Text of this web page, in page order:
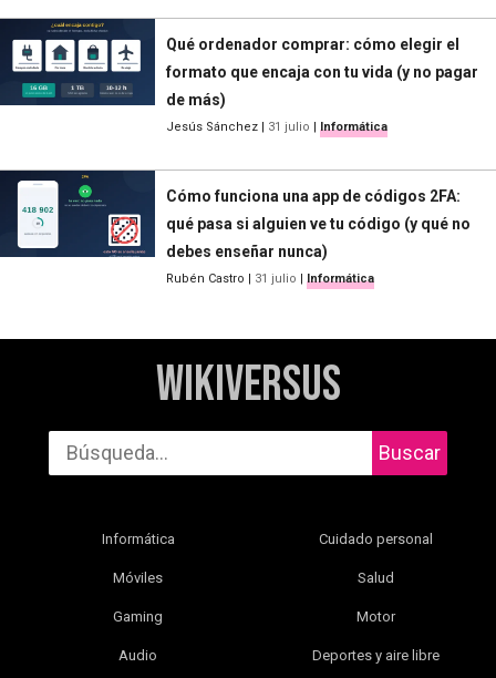
Qué ordenador comprar: cómo elegir el
formato que encaja con tu vida (y no pagar
de más)
Jesús Sánchez | 31 julio | Informática
Cómo funciona una app de códigos 2FA:
qué pasa si alguien ve tu código (y qué no
debes enseñar nunca)
Rubén Castro | 31 julio | Informática
WikiVersus
Buscar
Informática
Móviles
Gaming
Audio
Cuidado personal
Salud
Motor
Deportes y aire libre